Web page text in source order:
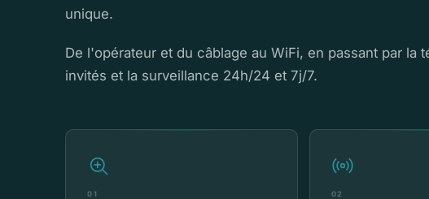
unique.
De l'opérateur et du câblage au WiFi, en passant par la
invités et la surveillance 24h/24 et 7j/7.
01 02